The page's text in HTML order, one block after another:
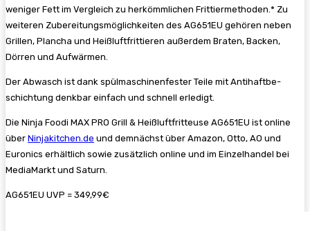
weniger Fett im Vergleich zu herkömmlichen Frittiermethoden.* Zu
weiteren Zubereitungsmöglichkeiten des AG651EU gehören neben
Grillen, Plancha und Heißluftfrittieren außerdem Braten, Backen,
Dörren und Aufwärmen.
Der Abwasch ist dank spülmaschinenfester Teile mit Antihaftbe­
schichtung denkbar einfach und schnell erledigt.
Die Ninja Foodi MAX PRO Grill & Heißluftfritteuse AG651EU ist online
über Ninjakitchen.de und demnächst über Amazon, Otto, AO und
Euronics erhältlich sowie zusätzlich online und im Einzelhandel bei
MediaMarkt und Saturn.
AG651EU UVP = 349,99€